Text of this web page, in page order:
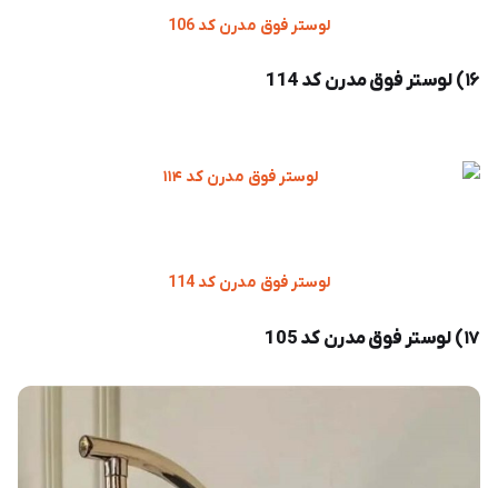
لوستر فوق مدرن کد 106
۱۶) لوستر فوق مدرن کد 114
لوستر فوق مدرن کد 114
۱۷) لوستر فوق مدرن کد 105